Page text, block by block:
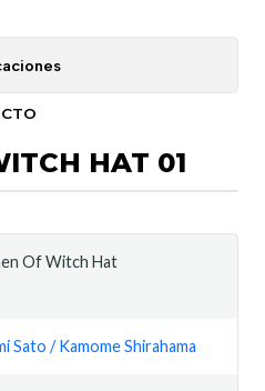
HAT 01
Of Witch Hat
Sato / Kamome Shirahama